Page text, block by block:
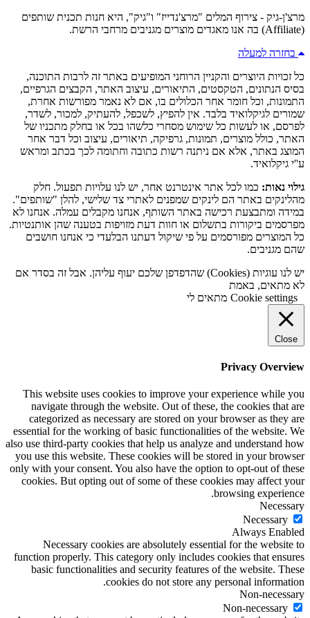
מרצ'ן-גיק - צירוף המלים "מרצ'נדייז" ו"גיק", היא חנות תכנית שותפים
(Affiliate) בה אנו מאגדים מוצרים מגניבים מרחבי הרשת.
בחזרה למעלה
כל זכויות היוצרים והקניין הרוחני המופיעים באתר זה לרבות התוכנה,
בסיס הנתונים, הטקסטים, התיאורים, עיצוב האתר, הקבצים הגרפיים,
התמונות, וכל חומר אחר הכלולים בו, אם לא נאמר מפורשות אחרת,
שמורים לגיקלואיד בלבד. אין להפיץ, לשכפל, להעתיק, למכור, לשדר,
לפרסם, או לעשות כל שימוש מסחרי כלשהו בכל או בחלק מתכניו של
האתר, כולל מוצרים, תמונות, גרפיקה, תיאורים, עיצוב וכל דבר אחר
המוצג באתר, אלא אם ניתנה רשות כתובה וחתומה לכך בכתב ומראש
ע''י גיקלואיד.
גילוי נאות: כמו לכל אתר אינטרנט אחר, יש לנו עלויות תפעול. חלק
מהלינקים באתר הם לינקים שמפנים לאתרי צד שלישי, להלן "שותפים".
במידה ומתבצעת רכישה באתר השותף, אנחנו מקבלים עמלה. אנחנו לא
מפרסמים ביקורות בתשלום או חוות דעת מזויפות בטענה שהן אותנטיות.
כל המוצרים מפורסמים על פי שיקול דעתנו הבלעדי כי אנחנו חושבים
שהם מגניבים.
יש לנו עוגיות (Cookies) שהדפדפן שלכם יעוף עליהן. אבל זה בסדר אם
לא מתאים, באמת
Cookie settings מתאים לי
Close
Privacy Overview
This website uses cookies to improve your experience while you
navigate through the website. Out of these, the cookies that are
categorized as necessary are stored on your browser as they are
essential for the working of basic functionalities of the website. We
also use third-party cookies that help us analyze and understand how
you use this website. These cookies will be stored in your browser
only with your consent. You also have the option to opt-out of these
cookies. But opting out of some of these cookies may affect your
browsing experience.
Necessary
Necessary
Always Enabled
Necessary cookies are absolutely essential for the website to
function properly. This category only includes cookies that ensures
basic functionalities and security features of the website. These
cookies do not store any personal information.
Non-necessary
Non-necessary